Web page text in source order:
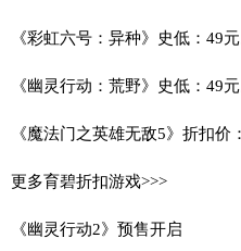
《彩虹六号：异种》史低：49元
《幽灵行动：荒野》史低：49元
《魔法门之英雄无敌5》折扣价
更多育碧折扣游戏>>>
《幽灵行动2》预售开启